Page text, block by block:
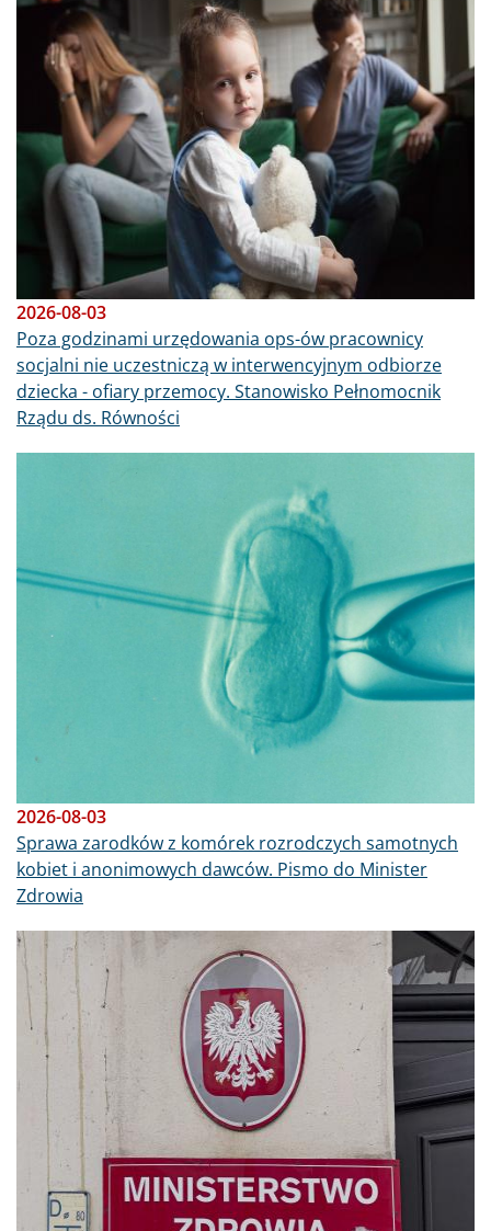
2026-08-03
Poza godzinami urzędowania ops-ów pracownicy
socjalni nie uczestniczą w interwencyjnym odbiorze
dziecka - ofiary przemocy. Stanowisko Pełnomocnik
Rządu ds. Równości
2026-08-03
Sprawa zarodków z komórek rozrodczych samotnych
kobiet i anonimowych dawców. Pismo do Minister
Zdrowia
Obraz